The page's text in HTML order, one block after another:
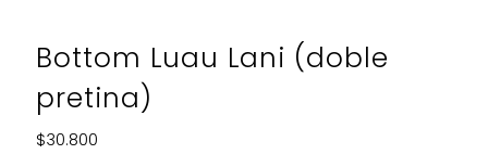
Bottom Luau Lani (doble
pretina)
Precio
$30.800